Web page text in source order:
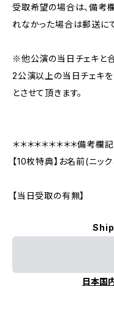
受取希望の場合は、備考
れなかった場合は郵送に
※他公演の当日チェキと
2公演以上の当日チェキ
とさせて頂きます。
＊＊＊＊＊＊＊＊＊備考欄
【10枚特典】お名前(ニッ
【当日受取の有無】
日本国